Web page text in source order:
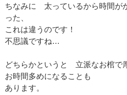
ちなみに 太っているから時間が
った、
これは違うのです！
不思議ですね…
どちらかというと 立派なお棺で
お時間多めになることも
あります。